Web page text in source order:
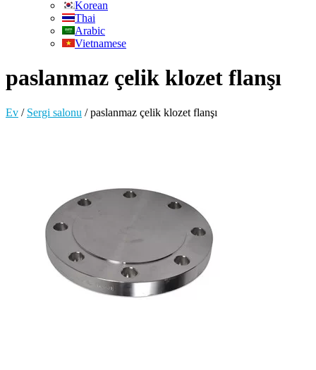
Korean
Thai
Arabic
Vietnamese
paslanmaz çelik klozet flanşı
Ev / Sergi salonu /paslanmaz çelik klozet flanşı